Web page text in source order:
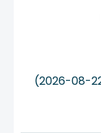
(2026-08-